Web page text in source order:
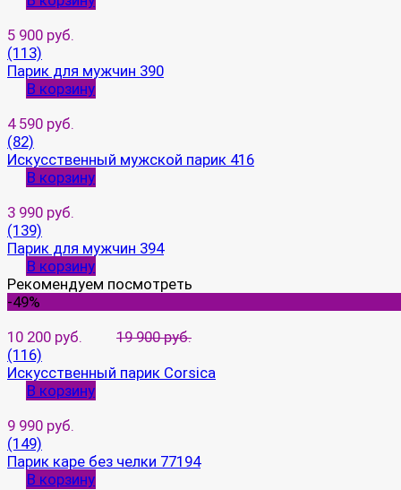
5 900 руб.
(113)
Парик для мужчин 390
В корзину
4 590 руб.
(82)
Искусственный мужской парик 416
В корзину
3 990 руб.
(139)
Парик для мужчин 394
В корзину
Рекомендуем посмотреть
-49%
10 200 руб.
19 900 руб.
(116)
Искусственный парик Corsica
В корзину
9 990 руб.
(149)
Парик каре без челки 77194
В корзину